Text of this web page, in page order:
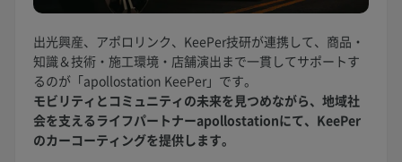
出光興産、アポロリンク、KeePer技研が連携して、商品・
知識＆技術・施工環境・店舗演出まで一貫してサポートす
るのが「apollostation KeePer」です。
モビリティとコミュニティの未来を見つめながら、地域社
会を支えるライフパートナーapollostationにて、KeePer
のカーコーティングを提供します。